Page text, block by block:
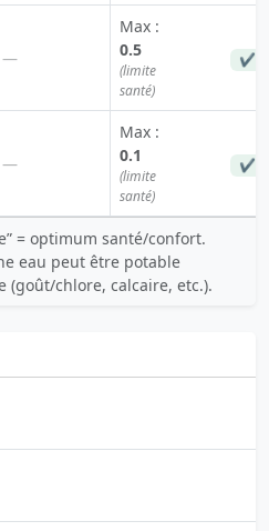
—
Max :
0.5
(limite
santé)
✔
—
Max :
0.1
(limite
santé)
✔
= optimum santé/confort.
eau peut être potable
(goût/chlore, calcaire, etc.).